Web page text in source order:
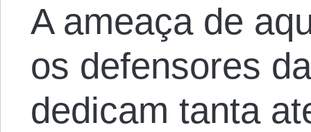
A ameaça de
os defensores
dedicam tanta